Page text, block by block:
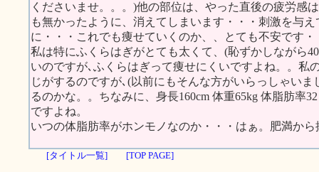
くださいませ。。。)他の部位は、やった直後の疲労感
も無かったように、消えてしまいます・・・刺激を与
に・・・これでも痩せていくのか、、とても不安です・
私は特にふくらはぎがとても太くて、(恥ずかしながら
いのですが､ふくらはぎって痩せにくいですよね。。私
じがするのですが､(以前にもそんな方がいらっしゃい
るのかな。。ちなみに、身長160cm 体重65kg 体脂肪率
ですよね。
いつの体脂肪率がホンモノなのか・・・はぁ。肥満か
[タイトル一覧] [TOP PAGE]